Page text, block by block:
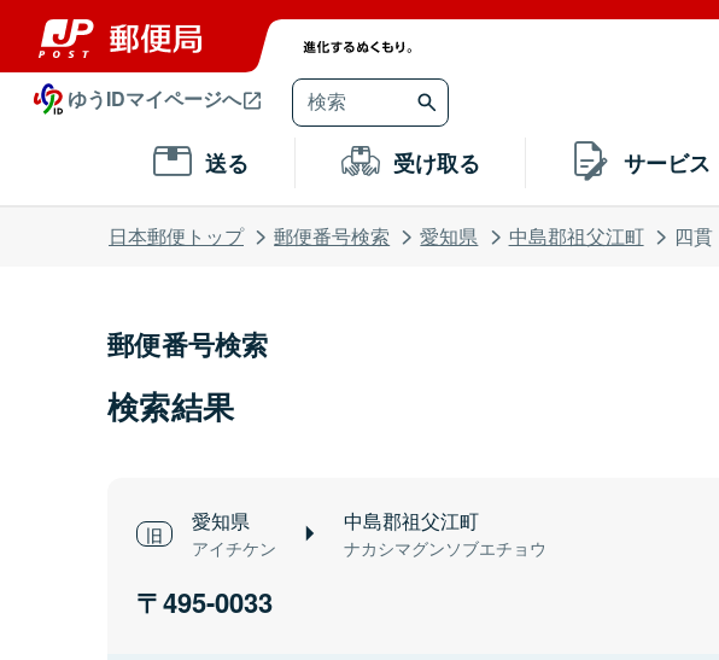
ゆうIDマイページへ
送る 受け取る サービス
日本郵便トップ 郵便番号検索 愛知県 中島郡祖父江町 四貫
郵便番号検索
検索結果
愛知県
アイチケン
中島郡祖父江町
ナカシマグンソブエチョウ
495-0033